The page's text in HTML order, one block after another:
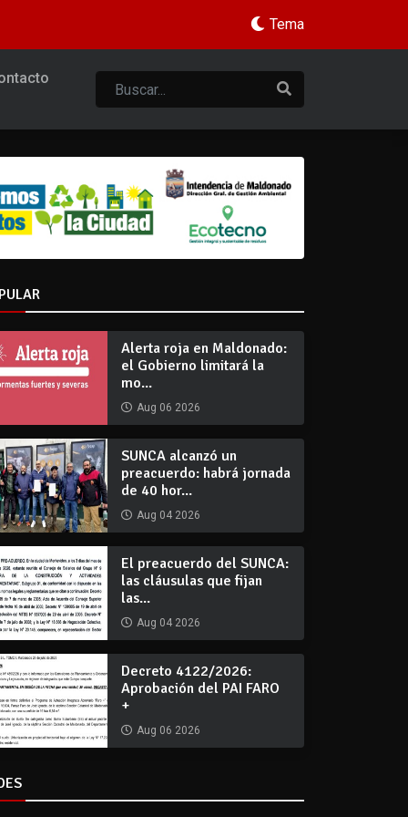
Tema
Alerta roja en Maldonado:
el Gobierno limitará la
mo...
Aug 06 2026
SUNCA alcanzó un
preacuerdo: habrá jornada
de 40 hor...
Aug 04 2026
El preacuerdo del SUNCA:
las cláusulas que fijan
las...
Aug 04 2026
Decreto 4122/2026:
Aprobación del PAI FARO
+
Aug 06 2026